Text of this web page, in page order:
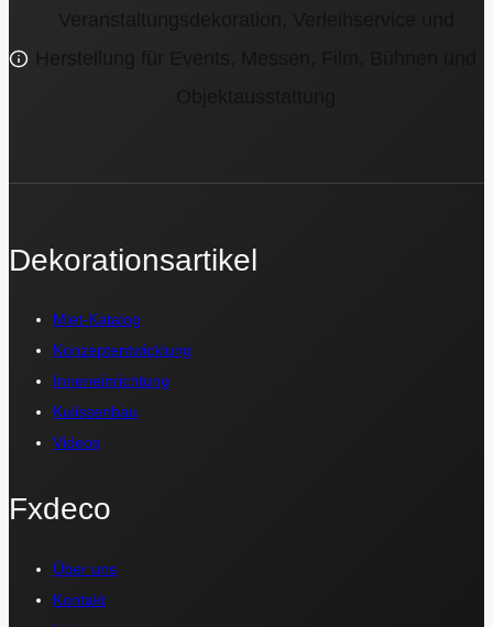
Dekorationsartikel
Miet-Katalog
Konzeptentwicklung
Inneneinrichtung
Kulissenbau
Videos
Fxdeco
Über uns
Kontakt